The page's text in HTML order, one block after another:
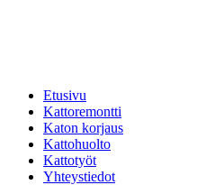
Etusivu
Kattoremontti
Katon korjaus
Kattohuolto
Kattotyöt
Yhteystiedot